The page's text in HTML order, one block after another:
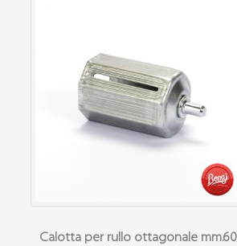
Calotta per rullo ottagonale mm.60